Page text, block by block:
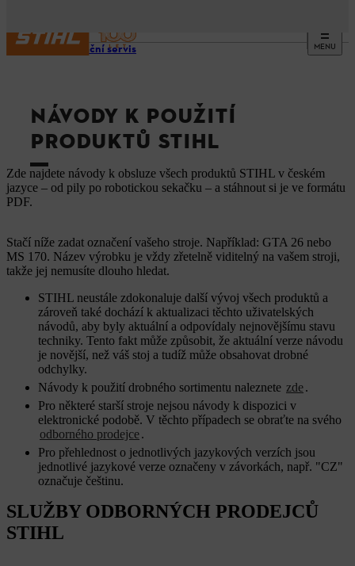
MENU
Informační servis
NÁVODY K POUŽITÍ
PRODUKTŮ STIHL
Zde najdete návody k obsluze všech produktů STIHL v českém
jazyce – od pily po robotickou sekačku – a stáhnout si je ve formátu
PDF.
Stačí níže zadat označení vašeho stroje. Například: GTA 26 nebo
MS 170. Název výrobku je vždy zřetelně viditelný na vašem stroji,
takže jej nemusíte dlouho hledat.
STIHL neustále zdokonaluje další vývoj všech produktů a
zároveň také dochází k aktualizaci těchto uživatelských
návodů, aby byly aktuální a odpovídaly nejnovějšímu stavu
techniky. Tento fakt může způsobit, že aktuální verze návodu
je novější, než váš stoj a tudíž může obsahovat drobné
odchylky.
Návody k použití drobného sortimentu naleznete zde.
Pro některé starší stroje nejsou návody k dispozici v
elektronické podobě. V těchto případech se obraťte na svého
odborného prodejce.
Pro přehlednost o jednotlivých jazykových verzích jsou
jednotlivé jazykové verze označeny v závorkách, např. "CZ"
označuje češtinu.
SLUŽBY ODBORNÝCH PRODEJCŮ
STIHL